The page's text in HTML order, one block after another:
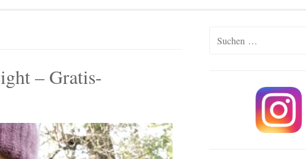
– Gratis-
Suchen